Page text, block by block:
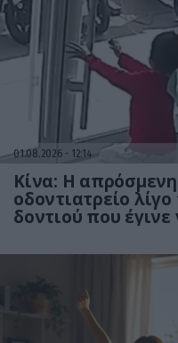
01.08.2026 12:14
Κίνα: Η
οδοντιατρείο
δοντιού που έγινε